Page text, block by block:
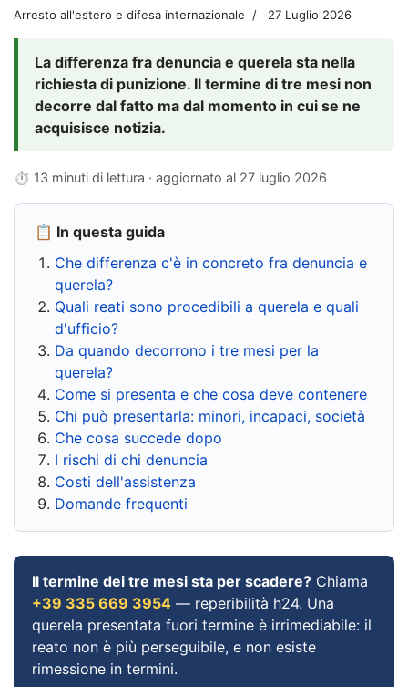
Arresto all'estero e difesa internazionale 27 Luglio 2026
La differenza fra denuncia e querela sta nella
richiesta di punizione. Il termine di tre mesi non
decorre dal fatto ma dal momento in cui se ne
acquisisce notizia.
⏱ 13 minuti di lettura · aggiornato al 27 luglio 2026
📋 In questa guida
Che differenza c'è in concreto fra denuncia e
querela?
Quali reati sono procedibili a querela e quali
d'ufficio?
Da quando decorrono i tre mesi per la
querela?
Come si presenta e che cosa deve contenere
Chi può presentarla: minori, incapaci, società
Che cosa succede dopo
I rischi di chi denuncia
Costi dell'assistenza
Domande frequenti
Il termine dei tre mesi sta per scadere? Chiama
+39 335 669 3954 — reperibilità h24. Una
querela presentata fuori termine è irrimediabile: il
reato non è più perseguibile, e non esiste
rimessione in termini.